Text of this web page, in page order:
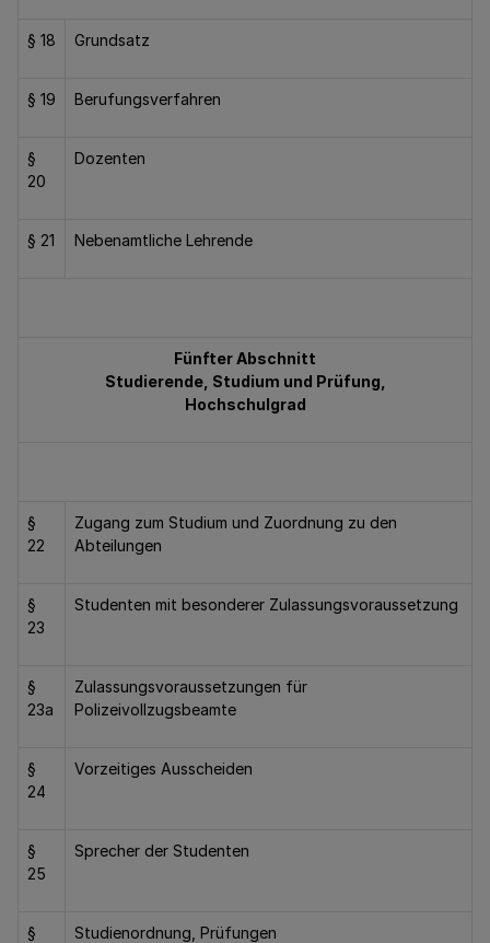
§ 18 Grundsatz
§ 19 Berufungsverfahren
§
20
Dozenten
§ 21 Nebenamtliche Lehrende
Fünfter Abschnitt
Studierende, Studium und Prüfung,
Hochschulgrad
§
22
Zugang zum Studium und Zuordnung zu den
Abteilungen
§
23
Studenten mit besonderer Zulassungsvoraussetzung
§
23a
Zulassungsvoraussetzungen für
Polizeivollzugsbeamte
§
24
Vorzeitiges Ausscheiden
§
25
Sprecher der Studenten
§
Studienordnung, Prüfungen